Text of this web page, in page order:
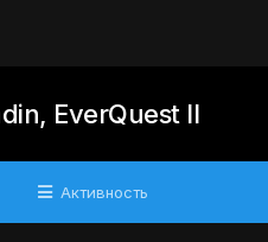
EverQuest II
Активность